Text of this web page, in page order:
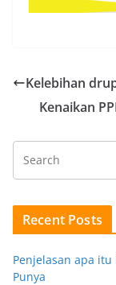
Kelebihan
Kenaikan
Recent Posts
Penjelasan apa
Punya